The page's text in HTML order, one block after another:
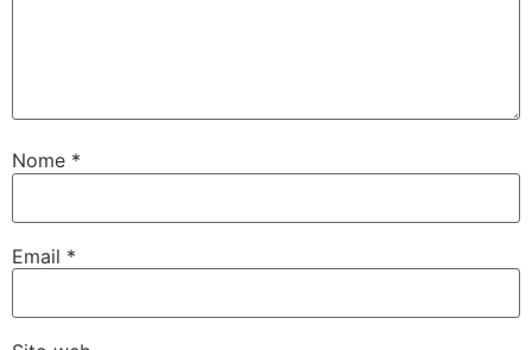
Nome *
Email *